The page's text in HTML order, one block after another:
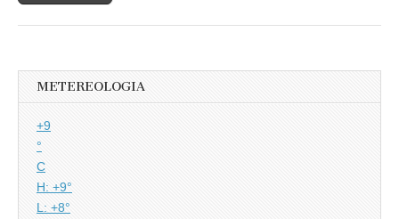
METEREOLOGIA
+9
°
C
H: +9°
L: +8°